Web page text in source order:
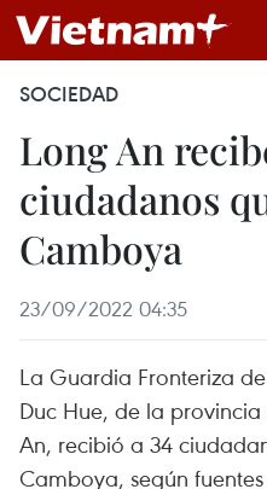
SOCIEDAD
Long An
ciudadanos
Camboya
23/09/2022 04:35
La Guardia Fronteriza
Duc Hue, de la
An, recibió a 34
Camboya, según